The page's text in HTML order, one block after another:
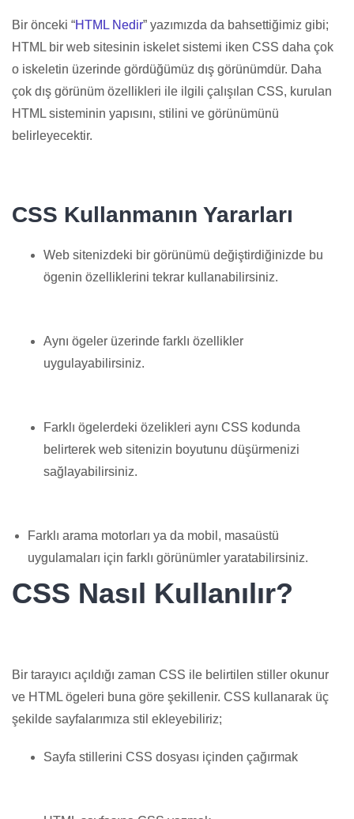
Bir önceki “HTML Nedir” yazımızda da bahsettiğimiz gibi;
HTML bir web sitesinin iskelet sistemi iken CSS daha çok
o iskeletin üzerinde gördüğümüz dış görünümdür. Daha
çok dış görünüm özellikleri ile ilgili çalışılan CSS, kurulan
HTML sisteminin yapısını, stilini ve görünümünü
belirleyecektir.
CSS Kullanmanın Yararları
Web sitenizdeki bir görünümü değiştirdiğinizde bu
ögenin özelliklerini tekrar kullanabilirsiniz.
Aynı ögeler üzerinde farklı özellikler
uygulayabilirsiniz.
Farklı ögelerdeki özelikleri aynı CSS kodunda
belirterek web sitenizin boyutunu düşürmenizi
sağlayabilirsiniz.
Farklı arama motorları ya da mobil, masaüstü
uygulamaları için farklı görünümler yaratabilirsiniz.
CSS Nasıl Kullanılır?
Bir tarayıcı açıldığı zaman CSS ile belirtilen stiller okunur
ve HTML ögeleri buna göre şekillenir. CSS kullanarak üç
şekilde sayfalarımıza stil ekleyebiliriz;
Sayfa stillerini CSS dosyası içinden çağırmak